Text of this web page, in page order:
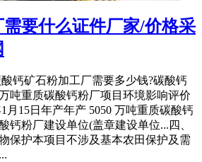
要什么证件厂家/价格采
钙矿石粉加工厂需要多少钱?碳酸钙
吨重质碳酸钙粉厂项目环境影响评价
月15日年产年产 5050 万吨重质碳酸钙
钙粉厂建设单位(盖章建设单位...四、
保护本项目不涉及基本农田保护及需